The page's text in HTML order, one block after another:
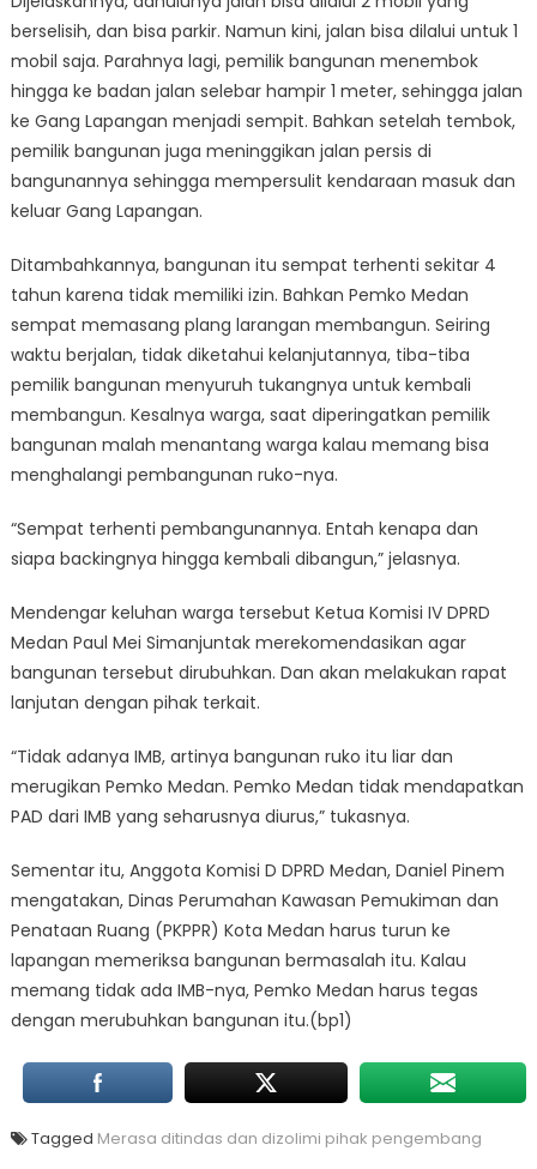
berselisih, dan bisa parkir. Namun kini, jalan bisa dilalui untuk 1
mobil saja. Parahnya lagi, pemilik bangunan menembok
hingga ke badan jalan selebar hampir 1 meter, sehingga jalan
ke Gang Lapangan menjadi sempit. Bahkan setelah tembok,
pemilik bangunan juga meninggikan jalan persis di
bangunannya sehingga mempersulit kendaraan masuk dan
keluar Gang Lapangan.
Ditambahkannya, bangunan itu sempat terhenti sekitar 4
tahun karena tidak memiliki izin. Bahkan Pemko Medan
sempat memasang plang larangan membangun. Seiring
waktu berjalan, tidak diketahui kelanjutannya, tiba-tiba
pemilik bangunan menyuruh tukangnya untuk kembali
membangun. Kesalnya warga, saat diperingatkan pemilik
bangunan malah menantang warga kalau memang bisa
menghalangi pembangunan ruko-nya.
“Sempat terhenti pembangunannya. Entah kenapa dan
siapa backingnya hingga kembali dibangun,” jelasnya.
Mendengar keluhan warga tersebut Ketua Komisi IV DPRD
Medan Paul Mei Simanjuntak merekomendasikan agar
bangunan tersebut dirubuhkan. Dan akan melakukan rapat
lanjutan dengan pihak terkait.
“Tidak adanya IMB, artinya bangunan ruko itu liar dan
merugikan Pemko Medan. Pemko Medan tidak mendapatkan
PAD dari IMB yang seharusnya diurus,” tukasnya.
Sementar itu, Anggota Komisi D DPRD Medan, Daniel Pinem
mengatakan, Dinas Perumahan Kawasan Pemukiman dan
Penataan Ruang (PKPPR) Kota Medan harus turun ke
lapangan memeriksa bangunan bermasalah itu. Kalau
memang tidak ada IMB-nya, Pemko Medan harus tegas
dengan merubuhkan bangunan itu.(bp1)
Tagged Merasa ditindas dan dizolimi pihak pengembang